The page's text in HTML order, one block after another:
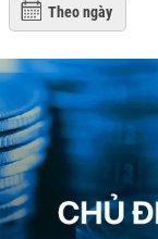
Theo ngày